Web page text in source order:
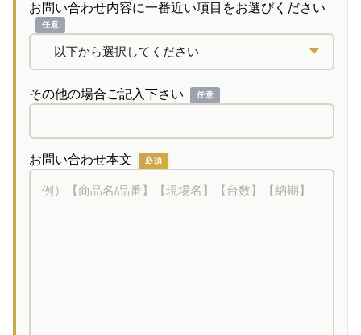
お問い合わせ内容に一番近い項目をお選びください
任意
その他の場合ご記入下さい 任意
お問い合わせ本文 必須